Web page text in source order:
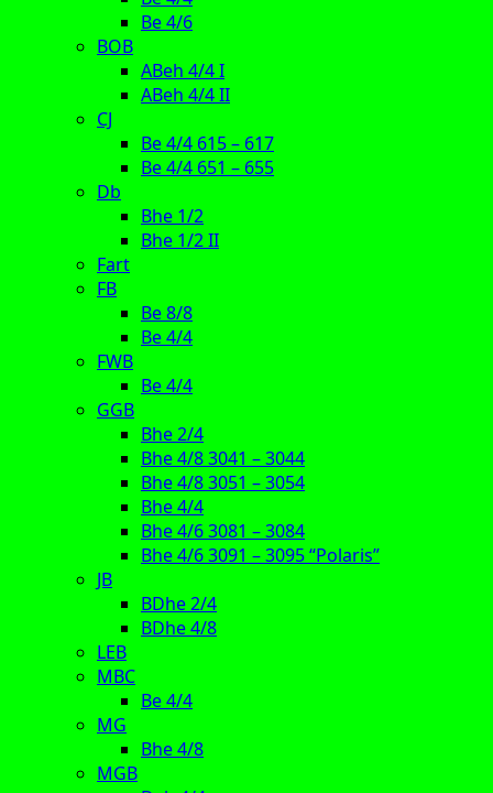
Be 4/6
BOB
ABeh 4/4 I
ABeh 4/4 II
CJ
Be 4/4 615 – 617
Be 4/4 651 – 655
Db
Bhe 1/2
Bhe 1/2 II
Fart
FB
Be 8/8
Be 4/4
FWB
Be 4/4
GGB
Bhe 2/4
Bhe 4/8 3041 – 3044
Bhe 4/8 3051 – 3054
Bhe 4/4
Bhe 4/6 3081 – 3084
Bhe 4/6 3091 – 3095 “Polaris”
JB
BDhe 2/4
BDhe 4/8
LEB
MBC
Be 4/4
MG
Bhe 4/8
MGB